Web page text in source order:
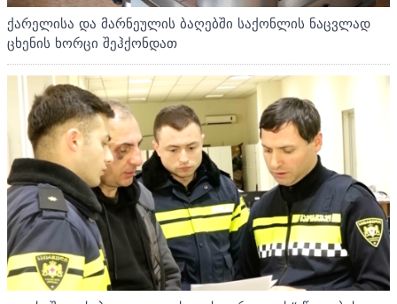
ქარელისა და მარნეულის ბაღებში საქონლის ნაცვლად
ცხენის ხორცი შეჰქონდათ